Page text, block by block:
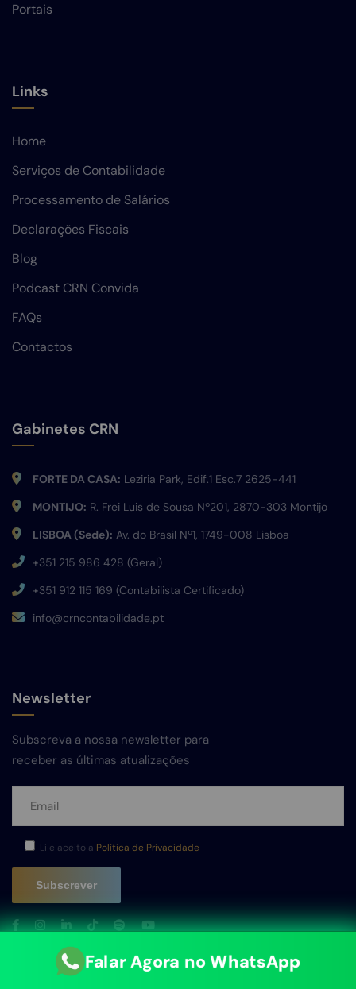
Portais
Links
Home
Serviços de Contabilidade
Processamento de Salários
Declarações Fiscais
Blog
Podcast CRN Convida
FAQs
Contactos
Gabinetes CRN
FORTE DA CASA: Leziria Park, Edif.1 Esc.7 2625-441
MONTIJO: R. Frei Luis de Sousa Nº201, 2870-303 Montijo
LISBOA (Sede): Av. do Brasil Nº1, 1749-008 Lisboa
+351 215 986 428 (Geral)
+351 912 115 169 (Contabilista Certificado)
info@crncontabilidade.pt
Newsletter
Subscreva a nossa newsletter para
receber as últimas atualizações
Li e aceito a Política de Privacidade
Falar Agora no WhatsApp